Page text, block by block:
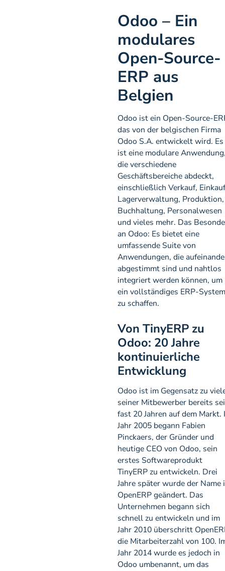
Odoo – Ein
modulares
Open-Source-
ERP aus
Belgien
Odoo ist ein Open-Source-
das von der belgischen Firma
Odoo S.A. entwickelt wird. Es
ist eine modulare
die verschiedene
Geschäftsbereiche abdeckt,
einschließlich Verkauf,
Lagerverwaltung, Produktion,
Buchhaltung, Personalwesen
und vieles mehr. Das
an Odoo: Es bietet eine
umfassende Suite von
Anwendungen, die
abgestimmt sind und nahtlos
integriert werden können, um
ein vollständiges ERP-System
zu schaffen.
Von TinyERP zu
Odoo: 20 Jahre
kontinuierliche
Entwicklung
Odoo ist im Gegensatz zu
seiner Mitbewerber bereits
fast 20 Jahren auf dem Markt.
Jahr 2005 begann Fabien
Pinckaers, der Gründer und
heutige CEO von Odoo, sein
erstes Softwareprodukt
TinyERP zu entwickeln. Drei
Jahre später wurde der Name
OpenERP geändert. Das
Unternehmen begann sich
schnell zu entwickeln und im
Jahr 2010 überschritt
die Mitarbeiterzahl von 100.
Jahr 2014 wurde es jedoch in
Odoo umbenannt, um das